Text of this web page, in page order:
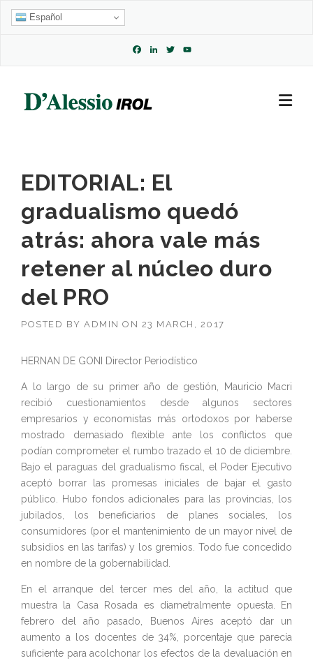
Skip
Español
Facebook
LinkedIn
Twitter
EDITORIAL: El
gradualismo quedó
atrás: ahora vale más
retener al núcleo duro
del PRO
POSTED BY ADMIN ON 23 MARCH, 2017
HERNAN DE GONI Director Periodístico
A lo largo de su primer año de gestión, Mauricio Macri
recibió cuestionamientos desde algunos sectores
empresarios y economistas más ortodoxos por haberse
mostrado demasiado flexible ante los conflictos que
podían comprometer el rumbo trazado el 10 de diciembre.
Bajo el paraguas del gradualismo fiscal, el Poder Ejecutivo
aceptó borrar las promesas iniciales de bajar el gasto
público. Hubo fondos adicionales para las provincias, los
jubilados, los beneficiarios de planes sociales, los
consumidores (por el mantenimiento de un mayor nivel de
subsidios en las tarifas) y los gremios. Todo fue concedido
en nombre de la gobernabilidad.
En el arranque del tercer mes del año, la actitud que
muestra la Casa Rosada es diametralmente opuesta. En
febrero del año pasado, Buenos Aires aceptó dar un
aumento a los docentes de 34%, porcentaje que parecía
suficiente para acolchonar los efectos de la devaluación en